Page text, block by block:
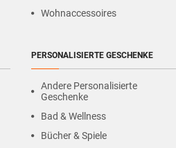
Wohnaccessoires
PERSONALISIERTE GESCHENKE
Andere Personalisierte
Geschenke
Bad & Wellness
Bücher & Spiele